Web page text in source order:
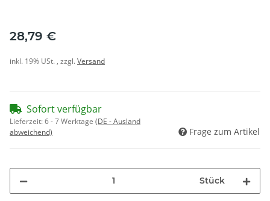
28,79 €
inkl. 19% USt. , zzgl.Versand
Sofort verfügbar
Lieferzeit:6 - 7 Werktage (DE - Ausland
abweichend)
Frage zum Artikel
Stück